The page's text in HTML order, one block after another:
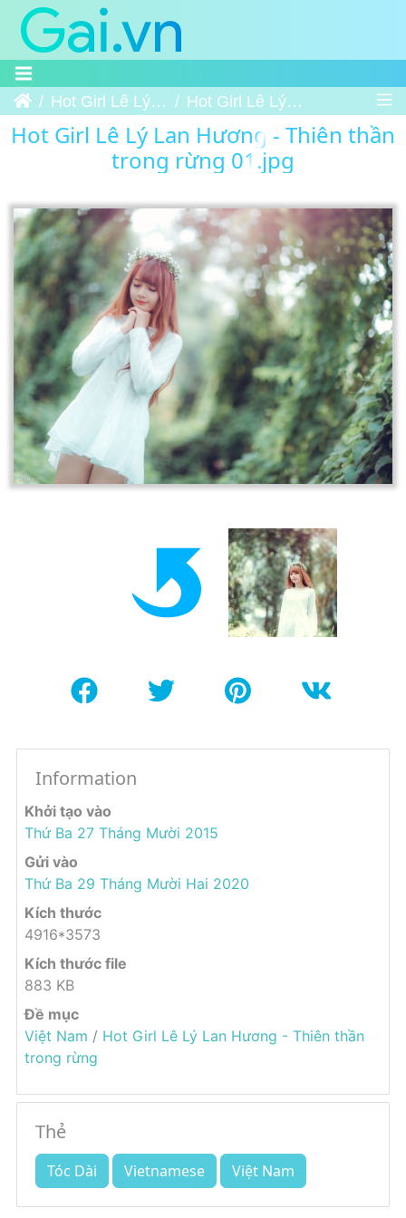
Trang chủHot Girl Lê Lý Lan Hương - Thiên thần trong rừng Hot Girl Lê Lý Lan Hương - Thiên thần trong rừng 01
Hot Girl Lê Lý Lan Hương - Thiên thần
trong rừng 01.jpg
Information
Khởi tạo vào
Thứ Ba 27 Tháng Mười 2015
Gửi vào
Thứ Ba 29 Tháng Mười Hai 2020
Kích thước
4916*3573
Kích thước file
883 KB
Đề mục
Việt Nam / Hot Girl Lê Lý Lan Hương - Thiên thần
trong rừng
Thẻ
Tóc Dài Vietnamese Việt Nam